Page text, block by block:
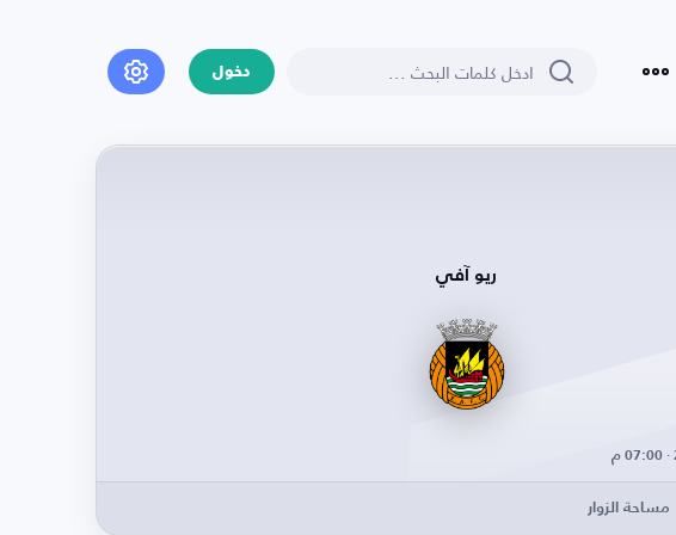
دخول
ريو آفي
مساحة الزوار